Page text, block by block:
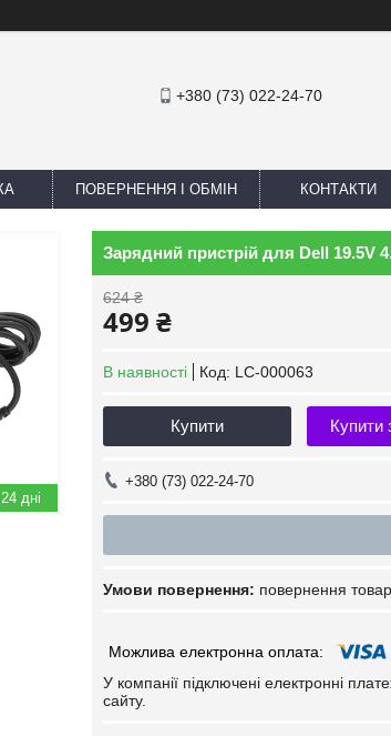
+380 (73) 022-24-70
ПОВЕРНЕННЯ І ОБМІН КОНТАКТИ
24 дні
Зарядний пристрій для Dell 19.5V
624 ₴
499 ₴
В наявності Код: LC-000063
Купити Купити
+380 (73) 022-24-70
повернення
У компанії підключені електронні
сайту.